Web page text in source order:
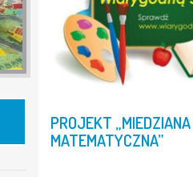
PROJEKT „MIEDZIANA
MATEMATYCZNA”